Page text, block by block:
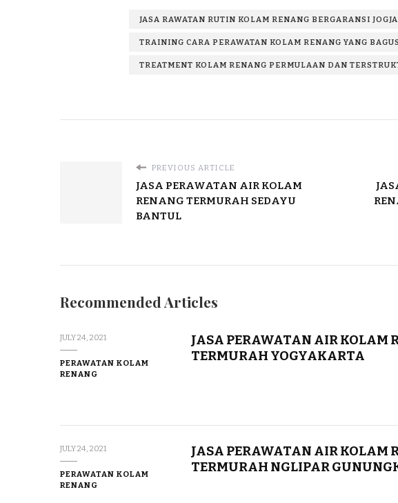
JASA RAWATAN RUTIN KOLAM RENANG BERGARANSI JOGJA
TRAINING CARA PERAWATAN KOLAM RENANG YANG
TREATMENT KOLAM RENANG PERMULAAN DAN
PREVIOUS ARTICLE
JASA PERAWATAN AIR KOLAM
RENANG TERMURAH SEDAYU
BANTUL
Recommended Articles
JULY 24, 2021
PERAWATAN KOLAM
RENANG
JASA PERAWATAN AIR KOLAM
TERMURAH YOGYAKARTA
JULY 24, 2021
PERAWATAN KOLAM
RENANG
JASA PERAWATAN AIR KOLAM
TERMURAH NGLIPAR